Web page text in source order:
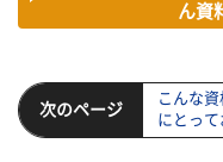
ん資
次のページ
こんな
にとっ